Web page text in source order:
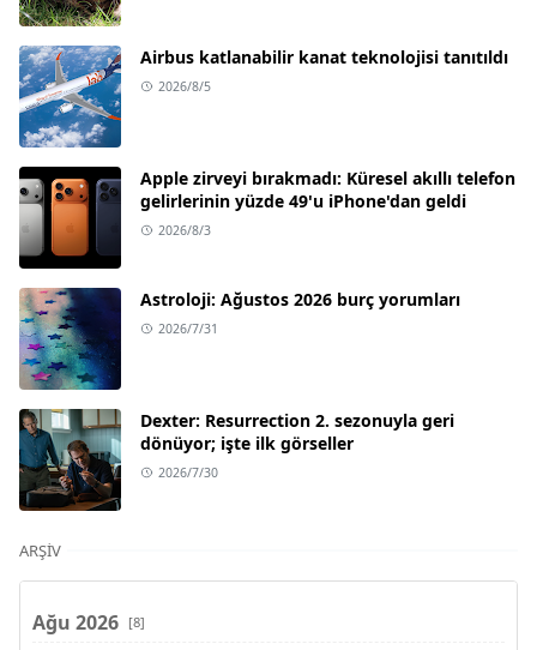
Airbus katlanabilir kanat teknolojisi tanıtıldı
2026/8/5
Apple zirveyi bırakmadı: Küresel akıllı telefon
gelirlerinin yüzde 49'u iPhone'dan geldi
2026/8/3
Astroloji: Ağustos 2026 burç yorumları
2026/7/31
Dexter: Resurrection 2. sezonuyla geri
dönüyor; işte ilk görseller
2026/7/30
ARŞIV
Ağu 2026 [8]